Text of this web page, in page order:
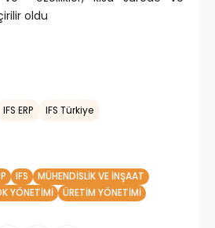
oldu
IFS ERP IFS Türkiye
IFS
MÜHENDISLIK VE İNŞAAT
YÖNETIMI ÜRETIM YÖNETIMI